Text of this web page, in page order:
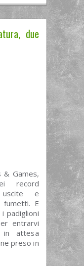
due
& Games,
record
uscite e
fumetti. E
padiglioni
entrarvi
in attesa
preso in